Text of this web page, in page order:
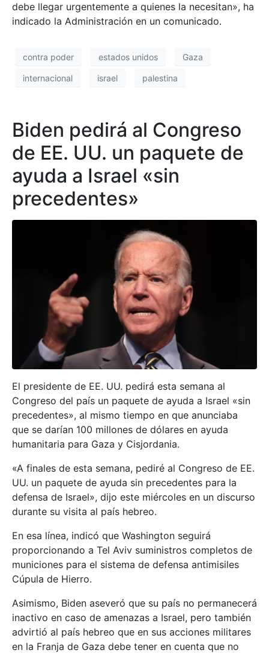
debe llegar urgentemente a quienes la necesitan», ha
indicado la Administración en un comunicado.
contra poder estados unidos Gaza
internacional israel palestina
Biden pedirá al Congreso
de EE. UU. un paquete de
ayuda a Israel «sin
precedentes»
El presidente de EE. UU. pedirá esta semana al
Congreso del país un paquete de ayuda a Israel «sin
precedentes», al mismo tiempo en que anunciaba
que se darían 100 millones de dólares en ayuda
humanitaria para Gaza y Cisjordania.
«A finales de esta semana, pediré al Congreso de EE.
UU. un paquete de ayuda sin precedentes para la
defensa de Israel», dijo este miércoles en un discurso
durante su visita al país hebreo.
En esa línea, indicó que Washington seguirá
proporcionando a Tel Aviv suministros completos de
municiones para el sistema de defensa antimisiles
Cúpula de Hierro.
Asimismo, Biden aseveró que su país no permanecerá
inactivo en caso de amenazas a Israel, pero también
advirtió al país hebreo que en sus acciones militares
en la Franja de Gaza debe tener en cuenta que no